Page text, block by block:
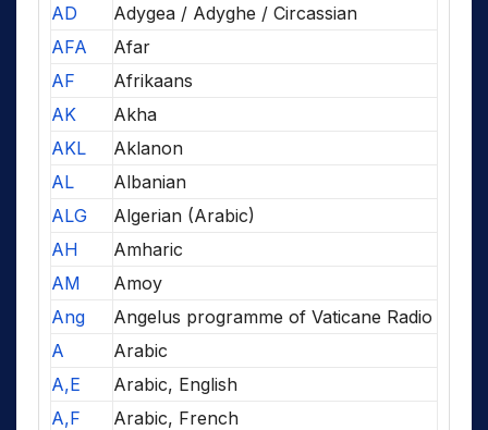
AD
Adygea / Adyghe / Circassian
AFA
Afar
AF
Afrikaans
AK
Akha
AKL
Aklanon
AL
Albanian
ALG
Algerian (Arabic)
AH
Amharic
AM
Amoy
Ang
Angelus programme of Vaticane Radio
A
Arabic
A,E
Arabic, English
A,F
Arabic, French